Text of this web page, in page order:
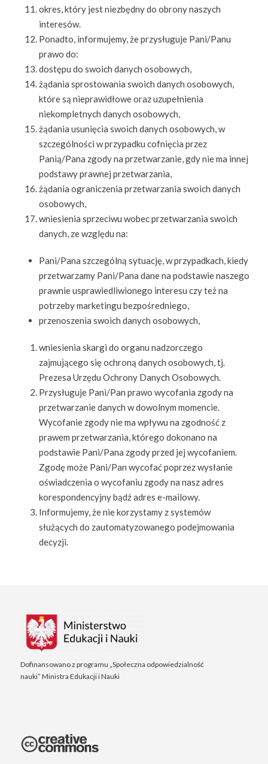
okres, który jest niezbędny do obrony naszych
interesów.
Ponadto, informujemy, że przysługuje Pani/Panu
prawo do:
dostępu do swoich danych osobowych,
żądania sprostowania swoich danych osobowych,
które są nieprawidłowe oraz uzupełnienia
niekompletnych danych osobowych,
żądania usunięcia swoich danych osobowych, w
szczególności w przypadku cofnięcia przez
Panią/Pana zgody na przetwarzanie, gdy nie ma innej
podstawy prawnej przetwarzania,
żądania ograniczenia przetwarzania swoich danych
osobowych,
wniesienia sprzeciwu wobec przetwarzania swoich
danych, ze względu na:
Pani/Pana szczególną sytuację, w przypadkach, kiedy
przetwarzamy Pani/Pana dane na podstawie naszego
prawnie usprawiedliwionego interesu czy też na
potrzeby marketingu bezpośredniego,
przenoszenia swoich danych osobowych,
wniesienia skargi do organu nadzorczego
zajmującego się ochroną danych osobowych, tj.
Prezesa Urzędu Ochrony Danych Osobowych.
Przysługuje Pani/Pan prawo wycofania zgody na
przetwarzanie danych w dowolnym momencie.
Wycofanie zgody nie ma wpływu na zgodność z
prawem przetwarzania, którego dokonano na
podstawie Pani/Pana zgody przed jej wycofaniem.
Zgodę może Pani/Pan wycofać poprzez wysłanie
oświadczenia o wycofaniu zgody na nasz adres
korespondencyjny bądź adres e-mailowy.
Informujemy, że nie korzystamy z systemów
służących do zautomatyzowanego podejmowania
decyzji.
Dofinansowano z programu „Społeczna odpowiedzialność
nauki” Ministra Edukacji i Nauki